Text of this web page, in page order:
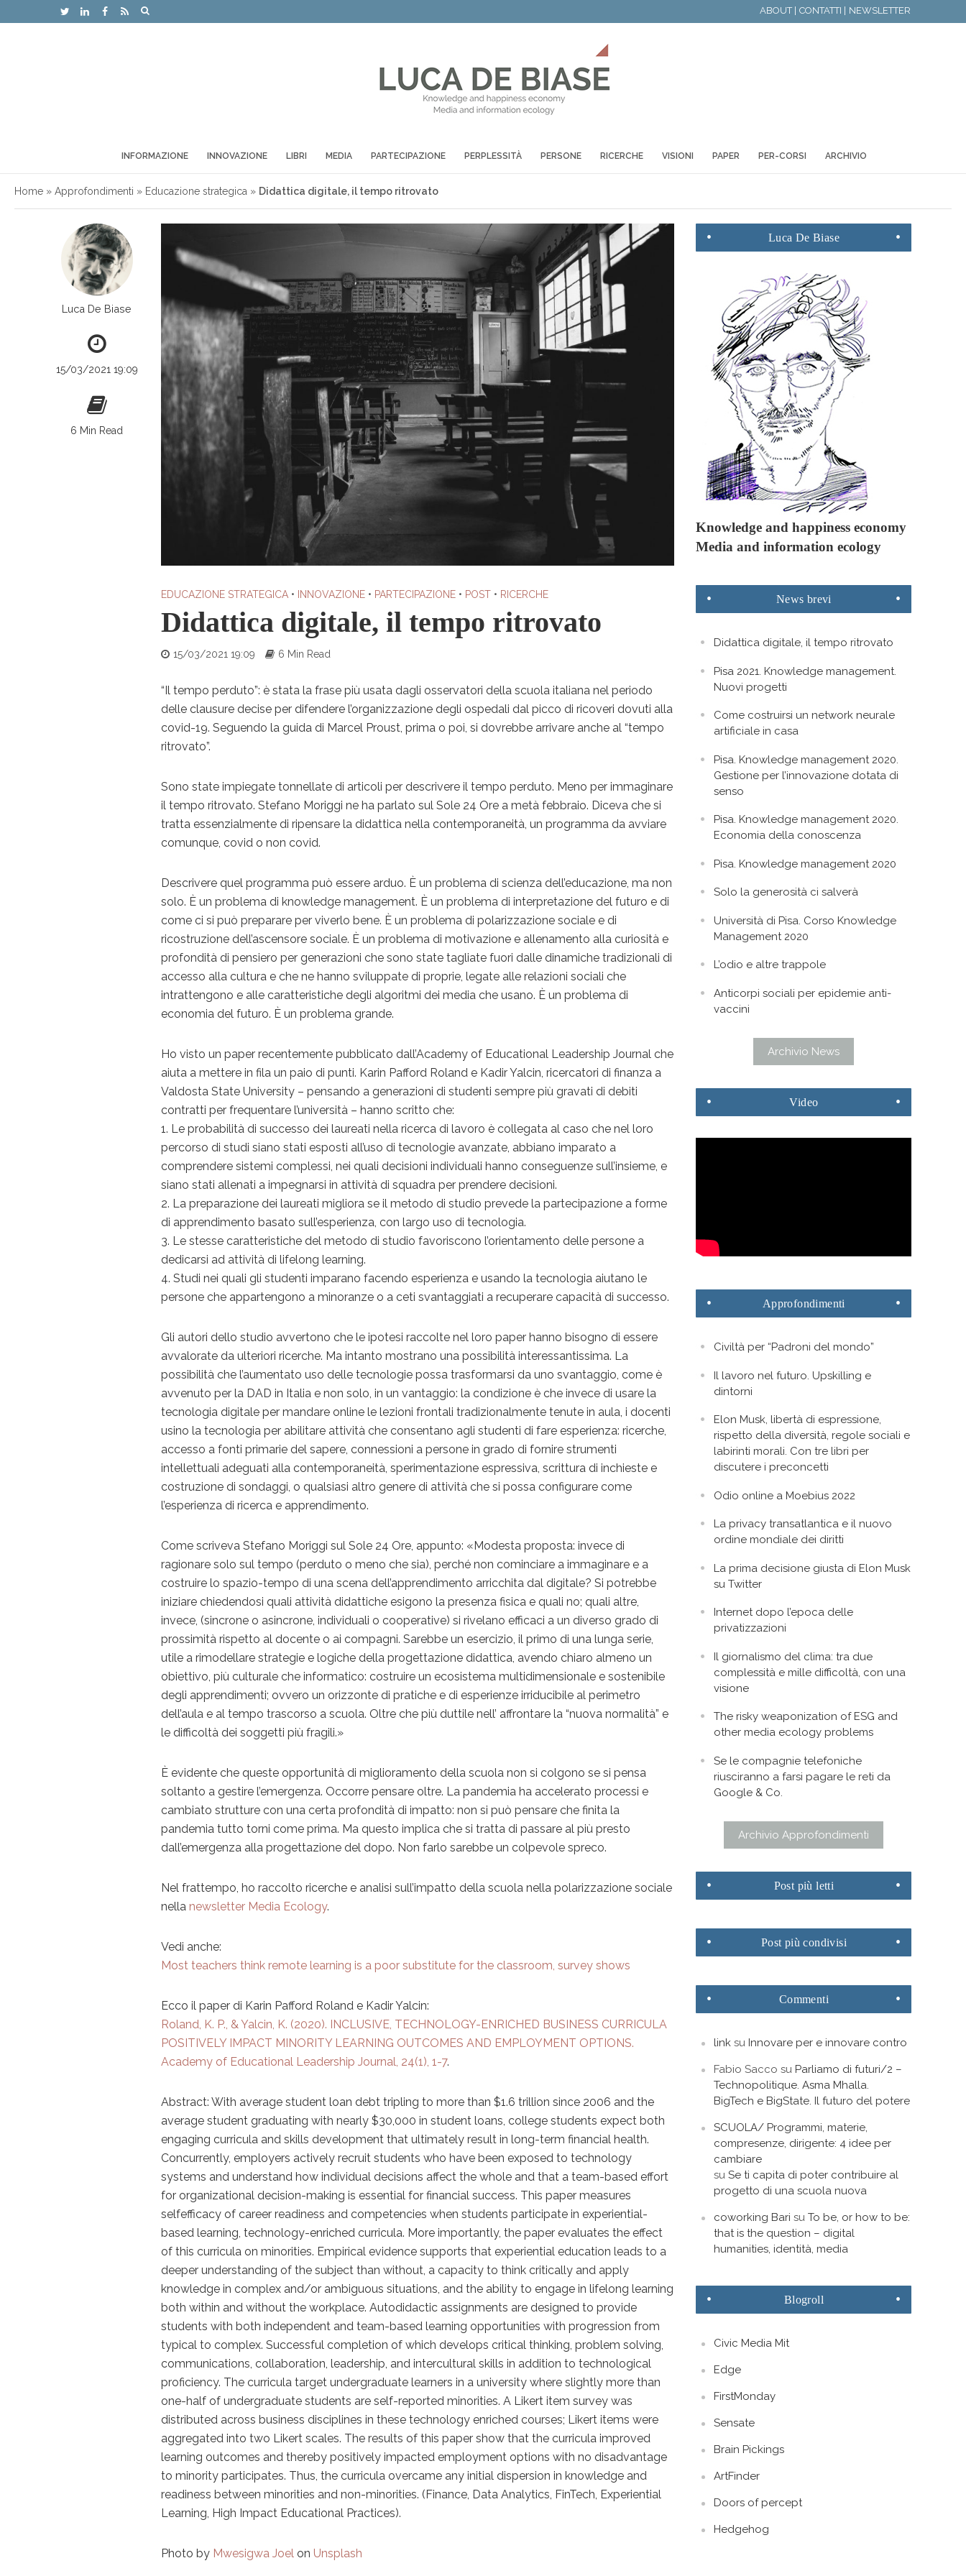
ABOUT | CONTATTI | NEWSLETTER
INFORMAZIONE INNOVAZIONE LIBRI MEDIA PARTECIPAZIONE PERPLESSITÀ PERSONE RICERCHE VISIONI PAPER PER-CORSI ARCHIVIO
Home » Approfondimenti » Educazione strategica » Didattica digitale, il tempo ritrovato
Luca De Biase
15/03/2021 19:09
6 Min Read
EDUCAZIONE STRATEGICA • INNOVAZIONE • PARTECIPAZIONE • POST • RICERCHE
Didattica digitale, il tempo ritrovato
15/03/2021 19:09 6 Min Read
“Il tempo perduto”: è stata la frase più usata dagli osservatori della scuola italiana nel periodo
delle clausure decise per difendere l’organizzazione degli ospedali dal picco di ricoveri dovuti alla
covid-19. Seguendo la guida di Marcel Proust, prima o poi, si dovrebbe arrivare anche al “tempo
ritrovato”.
Sono state impiegate tonnellate di articoli per descrivere il tempo perduto. Meno per immaginare
il tempo ritrovato. Stefano Moriggi ne ha parlato sul Sole 24 Ore a metà febbraio. Diceva che si
tratta essenzialmente di ripensare la didattica nella contemporaneità, un programma da avviare
comunque, covid o non covid.
Descrivere quel programma può essere arduo. È un problema di scienza dell’educazione, ma non
solo. È un problema di knowledge management. È un problema di interpretazione del futuro e di
come ci si può preparare per viverlo bene. È un problema di polarizzazione sociale e di
ricostruzione dell’ascensore sociale. È un problema di motivazione e allenamento alla curiosità e
profondità di pensiero per generazioni che sono state tagliate fuori dalle dinamiche tradizionali di
accesso alla cultura e che ne hanno sviluppate di proprie, legate alle relazioni sociali che
intrattengono e alle caratteristiche degli algoritmi dei media che usano. È un problema di
economia del futuro. È un problema grande.
Ho visto un paper recentemente pubblicato dall’Academy of Educational Leadership Journal che
aiuta a mettere in fila un paio di punti. ‪Karin Pafford Roland e Kadir Yalcin, ricercatori di finanza a
Valdosta State University – pensando a generazioni di studenti sempre più gravati di debiti
contratti per frequentare l’università – hanno scritto che:
1. Le probabilità di successo dei laureati nella ricerca di lavoro è collegata al caso che nel loro
percorso di studi siano stati esposti all’uso di tecnologie avanzate, abbiano imparato a
comprendere sistemi complessi, nei quali decisioni individuali hanno conseguenze sull’insieme, e
siano stati allenati a impegnarsi in attività di squadra per prendere decisioni.
2. La preparazione dei laureati migliora se il metodo di studio prevede la partecipazione a forme
di apprendimento basato sull’esperienza, con largo uso di tecnologia.
3. Le stesse caratteristiche del metodo di studio favoriscono l’orientamento delle persone a
dedicarsi ad attività di lifelong learning.
4. Studi nei quali gli studenti imparano facendo esperienza e usando la tecnologia aiutano le
persone che appartengono a minoranze o a ceti svantaggiati a recuperare capacità di successo.
Gli autori dello studio avvertono che le ipotesi raccolte nel loro paper hanno bisogno di essere
avvalorate da ulteriori ricerche. Ma intanto mostrano una possibilità interessantissima. La
possibilità che l’aumentato uso delle tecnologie possa trasformarsi da uno svantaggio, come è
avvenuto per la DAD in Italia e non solo, in un vantaggio: la condizione è che invece di usare la
tecnologia digitale per mandare online le lezioni frontali tradizionalmente tenute in aula, i docenti
usino la tecnologia per abilitare attività che consentano agli studenti di fare esperienza: ricerche,
accesso a fonti primarie del sapere, connessioni a persone in grado di fornire strumenti
intellettuali adeguati alla contemporaneità, sperimentazione espressiva, scrittura di inchieste e
costruzione di sondaggi, o qualsiasi altro genere di attività che si possa configurare come
l’esperienza di ricerca e apprendimento.
Come scriveva Stefano Moriggi sul Sole 24 Ore, appunto: «Modesta proposta: invece di
ragionare solo sul tempo (perduto o meno che sia), perché non cominciare a immaginare e a
costruire lo spazio-tempo di una scena dell’apprendimento arricchita dal digitale? Si potrebbe
iniziare chiedendosi quali attività didattiche esigono la presenza fisica e quali no; quali altre,
invece, (sincrone o asincrone, individuali o cooperative) si rivelano efficaci a un diverso grado di
prossimità rispetto al docente o ai compagni. Sarebbe un esercizio, il primo di una lunga serie,
utile a rimodellare strategie e logiche della progettazione didattica, avendo chiaro almeno un
obiettivo, più culturale che informatico: costruire un ecosistema multidimensionale e sostenibile
degli apprendimenti; ovvero un orizzonte di pratiche e di esperienze irriducibile al perimetro
dell’aula e al tempo trascorso a scuola. Oltre che più duttile nell’ affrontare la “nuova normalità” e
le difficoltà dei soggetti più fragili.»
È evidente che queste opportunità di miglioramento della scuola non si colgono se si pensa
soltanto a gestire l’emergenza. Occorre pensare oltre. La pandemia ha accelerato processi e
cambiato strutture con una certa profondità di impatto: non si può pensare che finita la
pandemia tutto torni come prima. Ma questo implica che si tratta di passare al più presto
dall’emergenza alla progettazione del dopo. Non farlo sarebbe un colpevole spreco.
Nel frattempo, ho raccolto ricerche e analisi sull’impatto della scuola nella polarizzazione sociale
nella newsletter Media Ecology.
Vedi anche:
Most teachers think remote learning is a poor substitute for the classroom, survey shows
Ecco il paper di Karin Pafford Roland e Kadir Yalcin:
Roland, K. P., & Yalcin, K. (2020). INCLUSIVE, TECHNOLOGY-ENRICHED BUSINESS CURRICULA
POSITIVELY IMPACT MINORITY LEARNING OUTCOMES AND EMPLOYMENT OPTIONS.
Academy of Educational Leadership Journal, 24(1), 1-7.
Abstract: With average student loan debt tripling to more than $1.6 trillion since 2006 and the
average student graduating with nearly $30,000 in student loans, college students expect both
engaging curricula and skills development that ultimately result in long-term financial health.
Concurrently, employers actively recruit students who have been exposed to technology
systems and understand how individual decisions affect the whole and that a team-based effort
for organizational decision-making is essential for financial success. This paper measures
selfefficacy of career readiness and competencies when students participate in experiential-
based learning, technology-enriched curricula. More importantly, the paper evaluates the effect
of this curricula on minorities. Empirical evidence supports that experiential education leads to a
deeper understanding of the subject than without, a capacity to think critically and apply
knowledge in complex and/or ambiguous situations, and the ability to engage in lifelong learning
both within and without the workplace. Autodidactic assignments are designed to provide
students with both independent and team-based learning opportunities with progression from
typical to complex. Successful completion of which develops critical thinking, problem solving,
communications, collaboration, leadership, and intercultural skills in addition to technological
proficiency. The curricula target undergraduate learners in a university where slightly more than
one-half of undergraduate students are self-reported minorities. A Likert item survey was
distributed across business disciplines in these technology enriched courses; Likert items were
aggregated into two Likert scales. The results of this paper show that the curricula improved
learning outcomes and thereby positively impacted employment options with no disadvantage
to minority participates. Thus, the curricula overcame any initial dispersion in knowledge and
readiness between minorities and non-minorities. (Finance, Data Analytics, FinTech, Experiential
Learning, High Impact Educational Practices).
Photo by Mwesigwa Joel on Unsplash
Luca De Biase
Knowledge and happiness economy
Media and information ecology
News brevi
Didattica digitale, il tempo ritrovato
Pisa 2021. Knowledge management.
Nuovi progetti
Come costruirsi un network neurale
artificiale in casa
Pisa. Knowledge management 2020.
Gestione per l’innovazione dotata di
senso
Pisa. Knowledge management 2020.
Economia della conoscenza
Pisa. Knowledge management 2020
Solo la generosità ci salverà
Università di Pisa. Corso Knowledge
Management 2020
L’odio e altre trappole
Anticorpi sociali per epidemie anti-
vaccini
Archivio News
Video
Approfondimenti
Civiltà per “Padroni del mondo”
Il lavoro nel futuro. Upskilling e
dintorni
Elon Musk, libertà di espressione,
rispetto della diversità, regole sociali e
labirinti morali. Con tre libri per
discutere i preconcetti
Odio online a Moebius 2022
La privacy transatlantica e il nuovo
ordine mondiale dei diritti
La prima decisione giusta di Elon Musk
su Twitter
Internet dopo l’epoca delle
privatizzazioni
Il giornalismo del clima: tra due
complessità e mille difficoltà, con una
visione
The risky weaponization of ESG and
other media ecology problems
Se le compagnie telefoniche
riusciranno a farsi pagare le reti da
Google & Co.
Archivio Approfondimenti
Post più letti
Post più condivisi
Commenti
link su Innovare per e innovare contro
Fabio Sacco su Parliamo di futuri/2 –
Technopolitique. Asma Mhalla.
BigTech e BigState. Il futuro del potere
SCUOLA/ Programmi, materie,
compresenze, dirigente: 4 idee per
cambiare
suSe ti capita di poter contribuire al
progetto di una scuola nuova
coworking Bari suTo be, or how to be:
that is the question – digital
humanities, identità, media
Blogroll
Civic Media Mit
Edge
FirstMonday
Sensate
Brain Pickings
ArtFinder
Doors of percept
Hedgehog